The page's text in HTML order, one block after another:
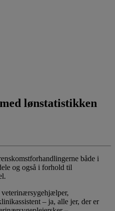
lønstatistikken
både i
og også i forhold til
– ja, alle jer, der er